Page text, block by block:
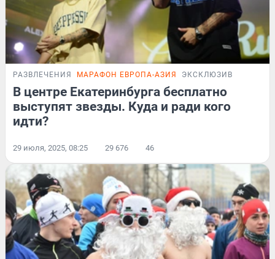
РАЗВЛЕЧЕНИЯ МАРАФОН ЕВРОПА-АЗИЯ ЭКСКЛЮЗИВ
В центре Екатеринбурга бесплатно
выступят звезды. Куда и ради кого
идти?
29 июля, 2025, 08:25 29 676 46